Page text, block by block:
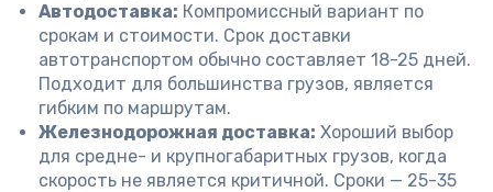
Автодоставка: Компромиссный вариант по
срокам и стоимости. Срок доставки
автотранспортом обычно составляет 18-25 дней.
Подходит для большинства грузов, является
гибким по маршрутам.
Железнодорожная доставка: Хороший выбор
для средне- и крупногабаритных грузов, когда
скорость не является критичной. Сроки — 25-35